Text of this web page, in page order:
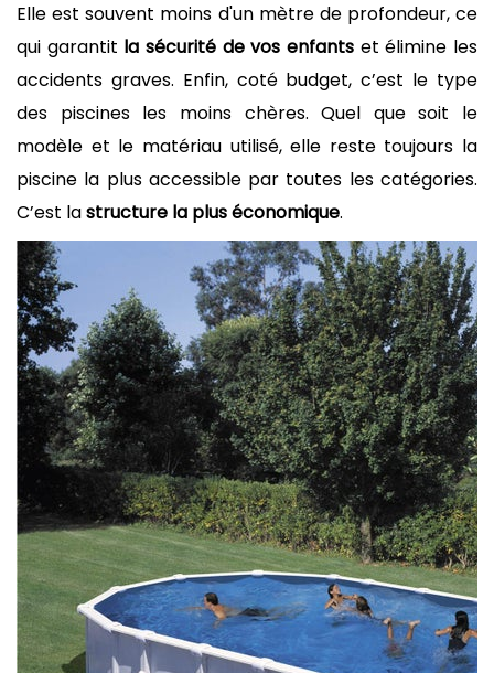
Elle est souvent moins d'un mètre de profondeur, ce
qui garantit la sécurité de vos enfants et élimine les
accidents graves. Enfin, coté budget, c’est le type
des piscines les moins chères. Quel que soit le
modèle et le matériau utilisé, elle reste toujours la
piscine la plus accessible par toutes les catégories.
C’est lastructure la plus économique.